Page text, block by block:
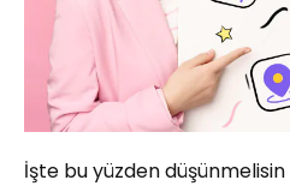
İşte bu yüzden düşünmelisin